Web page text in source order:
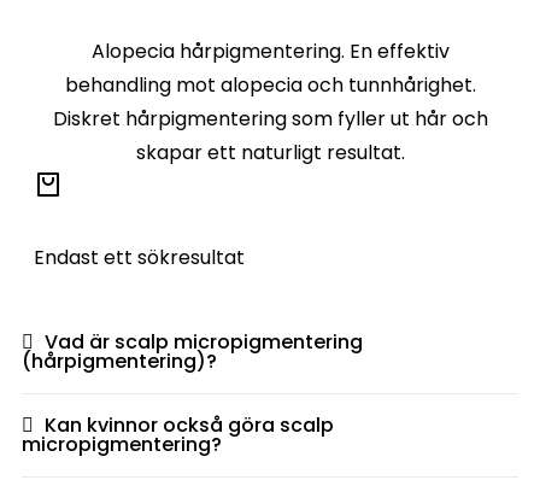
Alopecia hårpigmentering. En effektiv
behandling mot alopecia och tunnhårighet.
Diskret hårpigmentering som fyller ut hår och
skapar ett naturligt resultat.
Endast ett sökresultat
Vad är scalp micropigmentering
(hårpigmentering)?
Kan kvinnor också göra scalp
micropigmentering?